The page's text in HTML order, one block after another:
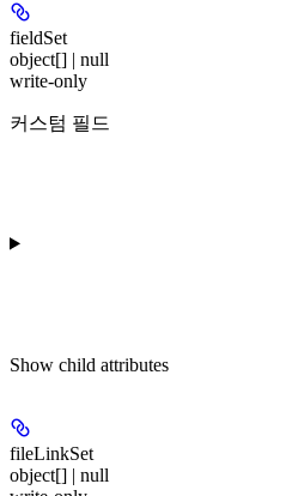
fieldSet
object[] | null
write-only
커스텀 필드
Show child attributes
fileLinkSet
object[] | null